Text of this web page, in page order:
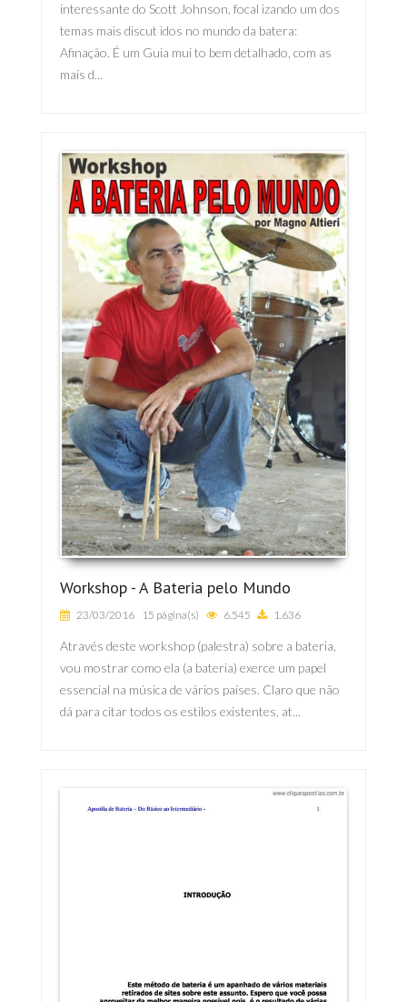
interessante do Scott Johnson, focal izando um dos
temas mais discut idos no mundo da batera:
Afinação. É um Guia mui to bem detalhado, com as
mais d...
Workshop - A Bateria pelo Mundo
23/03/2016 15 página(s) 6.545 1.636
Através deste workshop (palestra) sobre a bateria,
vou mostrar como ela (a bateria) exerce um papel
essencial na música de vários países. Claro que não
dá para citar todos os estilos existentes, at...